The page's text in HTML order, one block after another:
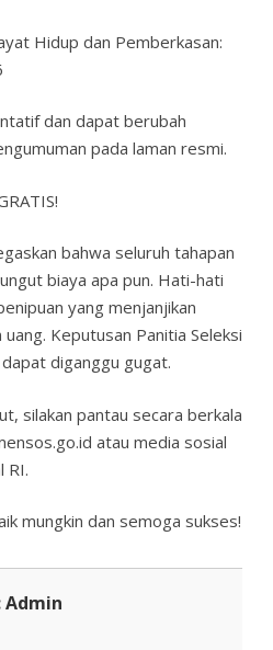
Hidup dan Pemberkasan:
dan dapat berubah
pada laman resmi.
bahwa seluruh tahapan
biaya apa pun. Hati-hati
yang menjanjikan
Keputusan Panitia Seleksi
diganggu gugat.
silakan pantau secara berkala
atau media sosial
RI.
mungkin dan semoga sukses!
Admin